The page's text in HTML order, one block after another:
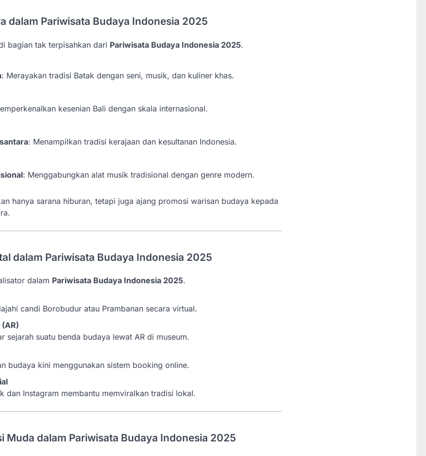
dalam Pariwisata Budaya Indonesia 2025
bagian tak terpisahkan dari Pariwisata Budaya Indonesia 2025.
: Merayakan tradisi Batak dengan seni, musik, dan kuliner khas.
kesenian Bali dengan skala internasional.
: Menampilkan tradisi kerajaan dan kesultanan Indonesia.
: Menggabungkan alat musik tradisional dengan genre modern.
hanya sarana hiburan, tetapi juga ajang promosi warisan budaya kepada
dalam Pariwisata Budaya Indonesia 2025
dalam Pariwisata Budaya Indonesia 2025.
candi Borobudur atau Prambanan secara virtual.
sejarah suatu benda budaya lewat AR di museum.
budaya kini menggunakan sistem booking online.
dan Instagram membantu memviralkan tradisi lokal.
Muda dalam Pariwisata Budaya Indonesia 2025